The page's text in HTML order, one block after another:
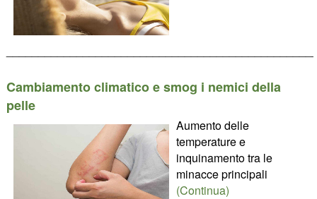
Cambiamento climatico e smog i nemici della
pelle
Aumento delle
temperature e
inquinamento tra le
minacce principali
(Continua)